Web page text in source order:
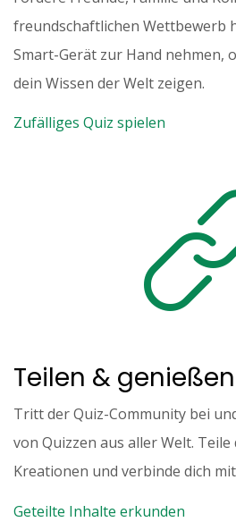
freundschaftlichen Wettbewerb
Smart-Gerät zur Hand nehmen,
dein Wissen der Welt zeigen.
Zufälliges Quiz spielen
Teilen & genießen
Tritt der Quiz-Community bei
von Quizzen aus aller Welt.
Kreationen und verbinde dich
Geteilte Inhalte erkunden